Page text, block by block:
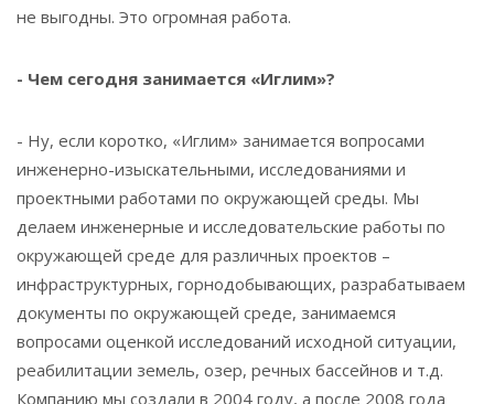
не выгодны. Это огромная работа.
- Чем сегодня занимается «Иглим»?
- Ну, если коротко, «Иглим» занимается вопросами
инженерно-изыскательными, исследованиями и
проектными работами по окружающей среды. Мы
делаем инженерные и исследовательские работы по
окружающей среде для различных проектов –
инфраструктурных, горнодобывающих, разрабатываем
документы по окружающей среде, занимаемся
вопросами оценкой исследований исходной ситуации,
реабилитации земель, озер, речных бассейнов и т.д.
Компанию мы создали в 2004 году, а после 2008 года